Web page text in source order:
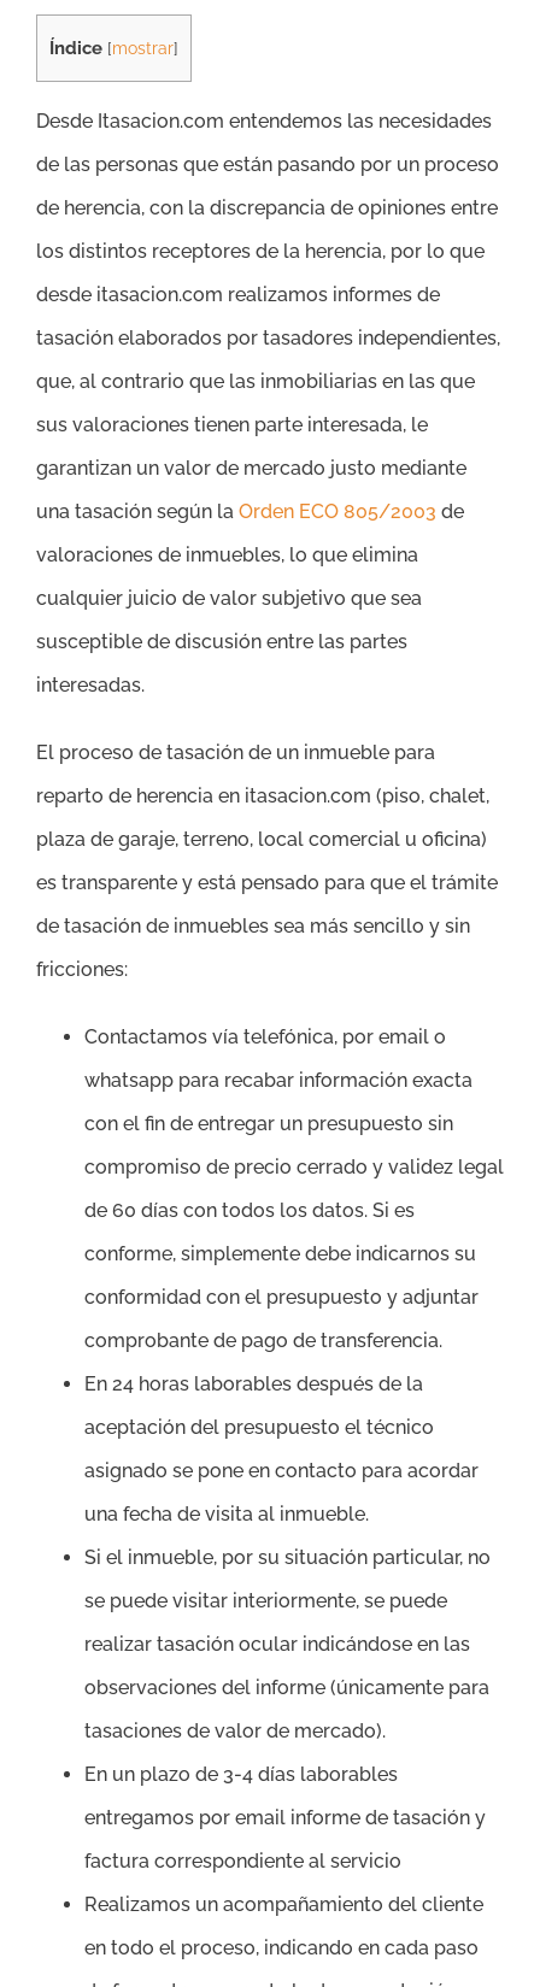
Índice [mostrar]
Desde Itasacion.com entendemos las necesidades
de las personas que están pasando por un proceso
de herencia, con la discrepancia de opiniones entre
los distintos receptores de la herencia, por lo que
desde itasacion.com realizamos informes de
tasación elaborados por tasadores independientes,
que, al contrario que las inmobiliarias en las que
sus valoraciones tienen parte interesada, le
garantizan un valor de mercado justo mediante
una tasación según la Orden ECO 805/2003 de
valoraciones de inmuebles, lo que elimina
cualquier juicio de valor subjetivo que sea
susceptible de discusión entre las partes
interesadas.
El proceso de tasación de un inmueble para
reparto de herencia en itasacion.com (piso, chalet,
plaza de garaje, terreno, local comercial u oficina)
es transparente y está pensado para que el trámite
de tasación de inmuebles sea más sencillo y sin
fricciones:
Contactamos vía telefónica, por email o
whatsapp para recabar información exacta
con el fin de entregar un presupuesto sin
compromiso de precio cerrado y validez legal
de 60 días con todos los datos. Si es
conforme, simplemente debe indicarnos su
conformidad con el presupuesto y adjuntar
comprobante de pago de transferencia.
En 24 horas laborables después de la
aceptación del presupuesto el técnico
asignado se pone en contacto para acordar
una fecha de visita al inmueble.
Si el inmueble, por su situación particular, no
se puede visitar interiormente, se puede
realizar tasación ocular indicándose en las
observaciones del informe (únicamente para
tasaciones de valor de mercado).
En un plazo de 3-4 días laborables
entregamos por email informe de tasación y
factura correspondiente al servicio
Realizamos un acompañamiento del cliente
en todo el proceso, indicando en cada paso